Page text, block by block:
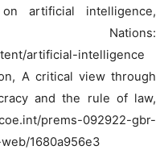
artificial intelligence,
artificial-intelligence
A critical view through
and the rule of law,
prems-092922-gbr-
1680a956e3